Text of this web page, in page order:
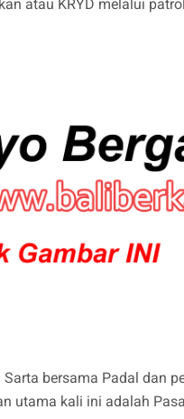
atau KRYD melalui
bersama Padal dan
utama kali ini adalah